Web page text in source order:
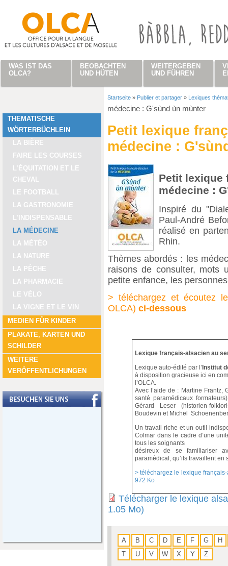
THEMATISCHE
WÖRTERBÜCHLEIN
LA BIÈRE
FAIRE LES COURSES
L’ÉQUITATION ET LE
CHEVAL
LE FOOTBALL
LA GASTRONOMIE
L’INDISPENSABLE
LA MÉDECINE
LA MÉTÉO
LA NATURE
LA PÊCHE
LA PHARMACIE
LE VÉLO
LA VIGNE ET LE VIN
MEDIEN FÜR KINDER
PLAKATE, KARTEN UND
SCHILDER
WEITERE
VERÖFFENTLICHUNGEN
Startseite » Publier et partager » Lexiques
médecine : G'sùnd ùn mùnter
Petit lexique
médecine :
Petit lexique
médecine :
Inspiré du
Paul-André
réalisé en
Rhin.
Thèmes abordés : les
raisons de consulter, mots
petite enfance, les
> téléchargez et écoutez
OLCA) ci-dessous
Lexique français-alsacien au
Lexique auto-édité par l’ Institut
à disposition gracieuse ici en
l’OLCA.
Avec l’aide de : Martine
santé paramédicaux
Gérard Leser (historien-
Boudevin et Michel
Un travail riche et un outil
Colmar dans le cadre d’une
tous les soignants
désireux de se familiariser
paramédical, qu’ils travaillent
> téléchargez le lexique
972 Ko
Télécharger le lexique
1.05 Mo)
A B C D E F G
H
T
U V W X Y Z
WAS IST DAS
OLCA?
BEOBACHTEN
UND HÜTEN
WEITERGEBEN
UND FÜHREN